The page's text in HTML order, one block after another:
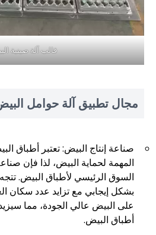
قالب آلة صينية
مجال تطبيق آلة حوامل
صناعة إنتاج البيض: تعتبر أطباق
المهمة لحماية البيض، لذا فإن
السوق الرئيسي لأطباق البيض.
بشكل إيجابي مع تزايد عدد سكان
على البيض عالي الجودة، مما
أطباق البيض.